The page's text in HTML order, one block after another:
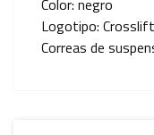
Logotipo:
Correas de